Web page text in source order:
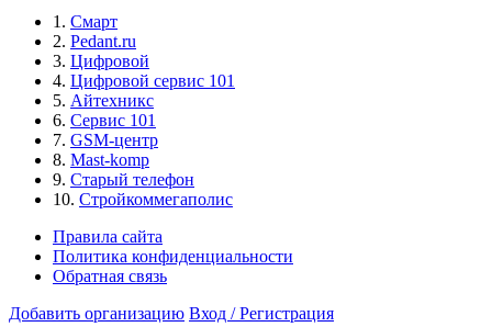
1. Смарт
2. Pedant.ru
3. Цифровой
4. Цифровой сервис 101
5. Айтехникс
6. Сервис 101
7. GSM-центр
8. Mast-komp
9. Старый телефон
10. Стройкоммегаполис
Правила сайта
Политика конфиденциальности
Обратная связь
Добавить организацию Вход / Регистрация